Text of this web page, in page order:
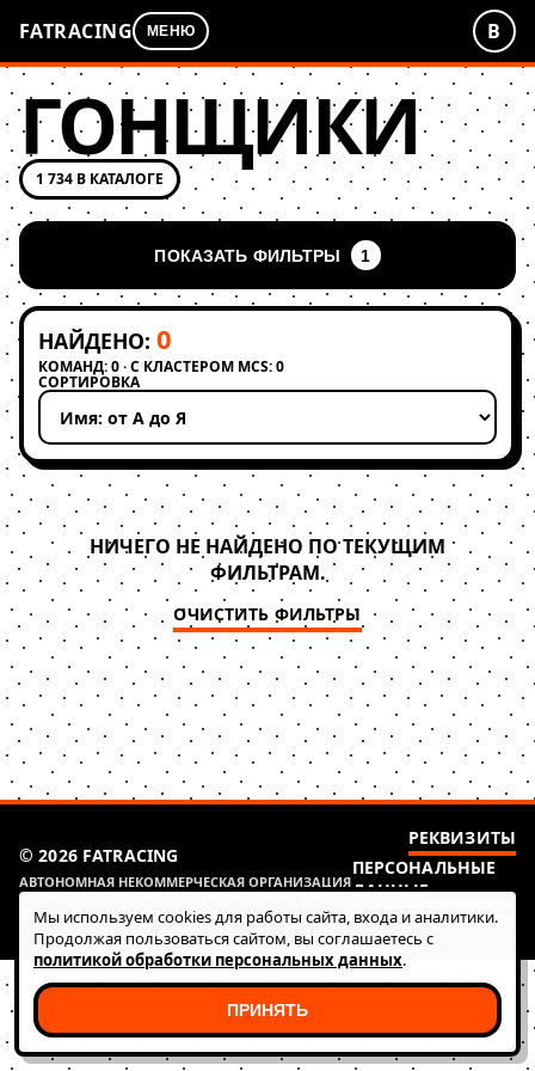
FATRACING МЕНЮ В
ГОНЩИКИ
1 734 В КАТАЛОГЕ
ПОКАЗАТЬ ФИЛЬТРЫ 1
НАЙДЕНО: 0
КОМАНД: 0 · С КЛАСТЕРОМ MCS: 0
СОРТИРОВКА
Применить сортировку
НИЧЕГО НЕ НАЙДЕНО ПО ТЕКУЩИМ
ФИЛЬТРАМ.
ОЧИСТИТЬ ФИЛЬТРЫ
© 2026 FATRACING
АВТОНОМНАЯ НЕКОММЕРЧЕСКАЯ ОРГАНИЗАЦИЯ
РАЗВИТИЯ ВЕЛОСИПЕДНОГО ДВИЖЕНИЯ "КЛУБ
ФАТ РЭЙСИНГ (ГОНКИ)"
РЕКВИЗИТЫ
ПЕРСОНАЛЬНЫЕ
ДАННЫЕ
HEALTH
Мы используем cookies для работы сайта, входа и аналитики.
Продолжая пользоваться сайтом, вы соглашаетесь с
политикой обработки персональных данных.
ПРИНЯТЬ